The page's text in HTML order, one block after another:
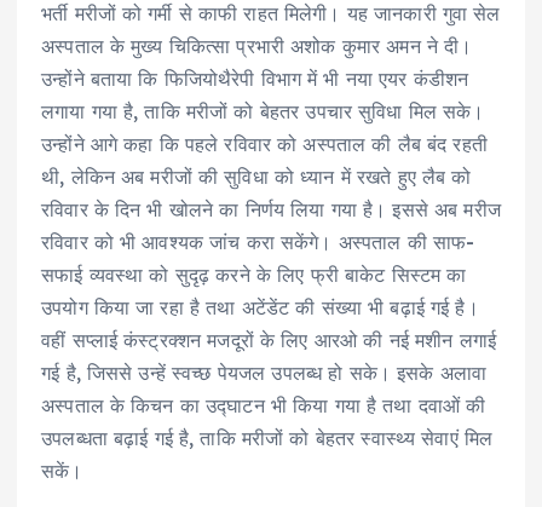
भर्ती मरीजों को गर्मी से काफी राहत मिलेगी। यह जानकारी गुवा सेल
अस्पताल के मुख्य चिकित्सा प्रभारी अशोक कुमार अमन ने दी।
उन्होंने बताया कि फिजियोथैरेपी विभाग में भी नया एयर कंडीशन
लगाया गया है, ताकि मरीजों को बेहतर उपचार सुविधा मिल सके।
उन्होंने आगे कहा कि पहले रविवार को अस्पताल की लैब बंद रहती
थी, लेकिन अब मरीजों की सुविधा को ध्यान में रखते हुए लैब को
रविवार के दिन भी खोलने का निर्णय लिया गया है। इससे अब मरीज
रविवार को भी आवश्यक जांच करा सकेंगे। अस्पताल की साफ-
सफाई व्यवस्था को सुदृढ़ करने के लिए फ्री बाकेट सिस्टम का
उपयोग किया जा रहा है तथा अटेंडेंट की संख्या भी बढ़ाई गई है।
वहीं सप्लाई कंस्ट्रक्शन मजदूरों के लिए आरओ की नई मशीन लगाई
गई है, जिससे उन्हें स्वच्छ पेयजल उपलब्ध हो सके। इसके अलावा
अस्पताल के किचन का उद्घाटन भी किया गया है तथा दवाओं की
उपलब्धता बढ़ाई गई है, ताकि मरीजों को बेहतर स्वास्थ्य सेवाएं मिल
सकें।